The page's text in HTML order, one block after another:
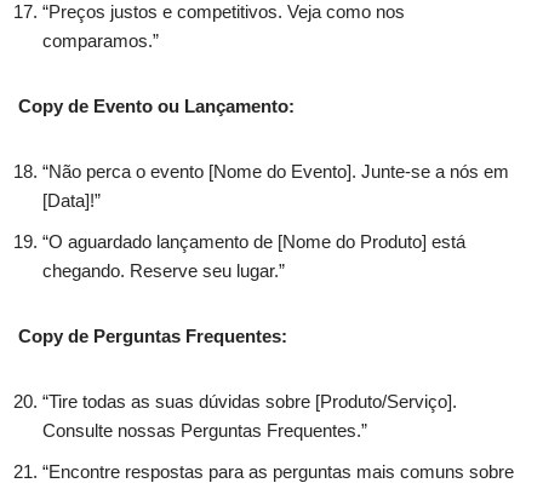
“Preços justos e competitivos. Veja como nos
comparamos.”
Copy de Evento ou Lançamento:
“Não perca o evento [Nome do Evento]. Junte-se a nós em
[Data]!”
“O aguardado lançamento de [Nome do Produto] está
chegando. Reserve seu lugar.”
Copy de Perguntas Frequentes:
“Tire todas as suas dúvidas sobre [Produto/Serviço].
Consulte nossas Perguntas Frequentes.”
“Encontre respostas para as perguntas mais comuns sobre